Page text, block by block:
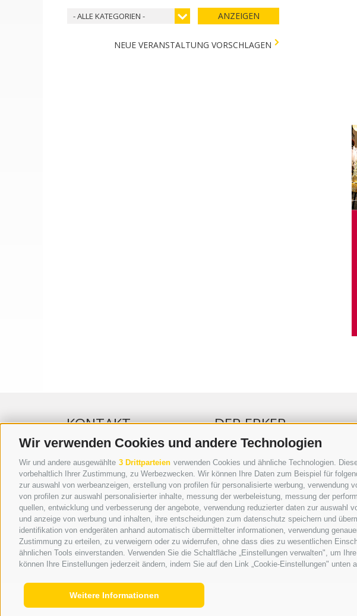
Wir verwenden Cookies und andere Technologien
Wir und andere ausgewählte 3 Drittparteien verwenden Cookies und ähnliche Technologien.
vorbehaltlich Ihrer Zustimmung, zu Werbezwecken. Wir können Ihre Daten zum Beispiel für
zur auswahl von werbeanzeigen, erstellung von profilen für personalisierte werbung,
von profilen zur auswahl personalisierter inhalte, messung der werbeleistung, messung der
quellen, entwicklung und verbesserung der angebote, verwendung reduzierter daten zur
und anzeige von werbung und inhalten, ihre entscheidungen zum datenschutz speichern und
identifikation von endgeräten anhand automatisch übermittelter informationen, verwendung
Zustimmung zu erteilen, zu verweigern oder zu widerrufen, ohne dass dies zu wesentlichen
ähnlichen Tools einverstanden. Verwenden Sie die Schaltfläche „Einstellungen verwalten", um
können Ihre Einstellungen jederzeit ändern, indem Sie auf den Link „Cookie-Einstellungen"
Weitere Informationen
- ALLE KATEGORIEN - ANZEIGEN
NEUE VERANSTALTUNG VORSCHLAGEN
KONTAKT
WIPP-MEDIA GMBH
DER ERKER
NEUSTADT 20A
I-39049 STERZING
TEL.: +39 0472 766876
GRAFIK@DERERKER.IT
INFO@DERERKER.IT
BARBARA.FONTANA@DERERKER.IT
DER ERKER
WERBEN IM ERKER
ONLINE-WERBUNG
SEPA-DAUERAUFTRAG
REGELN LESERKOMMENTARE
ONLINE VOTING